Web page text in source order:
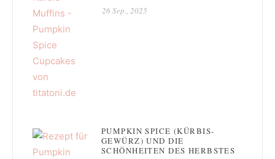
26 Sep., 2025
PUMPKIN SPICE (KÜRBIS-
GEWÜRZ) UND DIE
SCHÖNHEITEN DES HERBSTES